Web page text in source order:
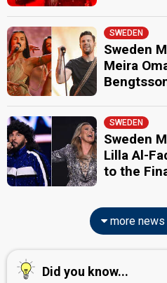
SWEDEN
Sweden
Meira
SWEDEN
Sweden
Lilla Al-
to the
more news
Did you know...